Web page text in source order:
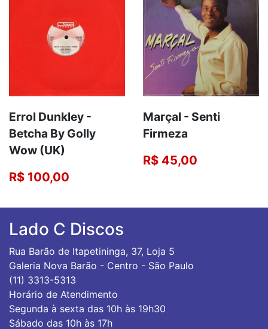
Errol Dunkley ‎-
Betcha By Golly
Wow (UK)
R$ 100,00
Marçal - Senti
Firmeza
R$ 45,00
Lado C Discos
Rua Barão de Itapetininga, 37, Loja 5
Galeria Nova Barão - Centro - São Paulo
(11) 3313-5313
Horário de Atendimento
Segunda à sexta das 10h às 19h30
Sábado das 10h às 17h